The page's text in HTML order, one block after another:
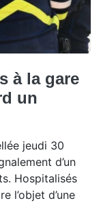
à la gare
un
jeudi 30
d’un
Hospitalisés
l’objet d’une